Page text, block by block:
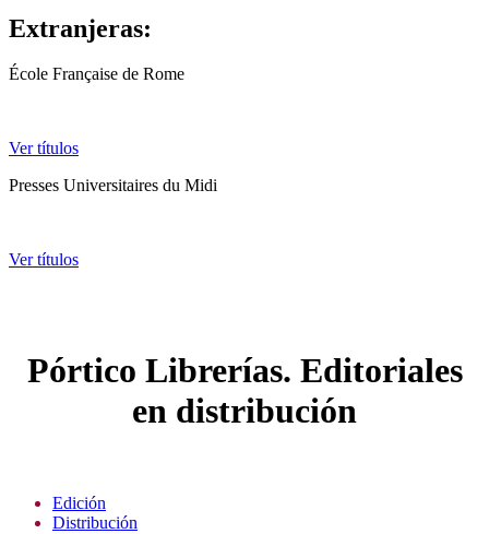
Extranjeras:
École Française de Rome
Ver títulos
Presses Universitaires du Midi
Ver títulos
Pórtico Librerías. Editoriales
en distribución
Edición
Distribución